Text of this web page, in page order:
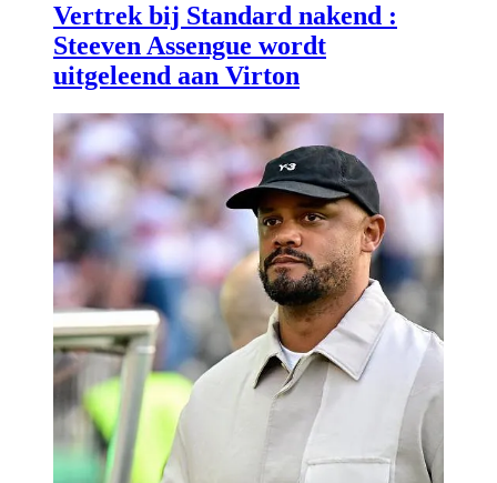
Vertrek bij Standard nakend :
Steeven Assengue wordt
uitgeleend aan Virton